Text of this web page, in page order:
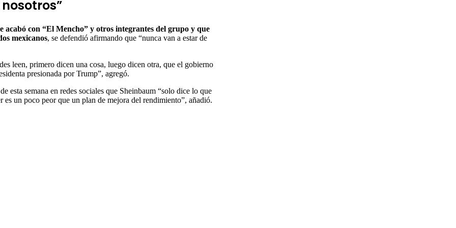
con “El Mencho” y otros integrantes del grupo y que
mexicanos, se defendió afirmando que “nunca van a estar de
leen, primero dicen una cosa, luego dicen otra, que el gobierno
presionada por Trump”, agregó.
esta semana en redes sociales que Sheinbaum “solo dice lo que
un poco peor que un plan de mejora del rendimiento”, añadió.